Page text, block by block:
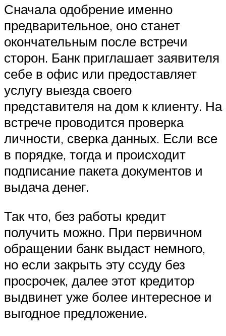
Сначала одобрение именно
предварительное, оно станет
окончательным после встречи
сторон. Банк приглашает заявителя
себе в офис или предоставляет
услугу выезда своего
представителя на дом к клиенту. На
встрече проводится проверка
личности, сверка данных. Если все
в порядке, тогда и происходит
подписание пакета документов и
выдача денег.
Так что, без работы кредит
получить можно. При первичном
обращении банк выдаст немного,
но если закрыть эту ссуду без
просрочек, далее этот кредитор
выдвинет уже более интересное и
выгодное предложение.